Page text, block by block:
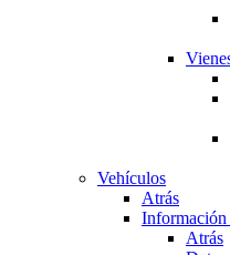
Vehículos
Atrás
Información
Atrás